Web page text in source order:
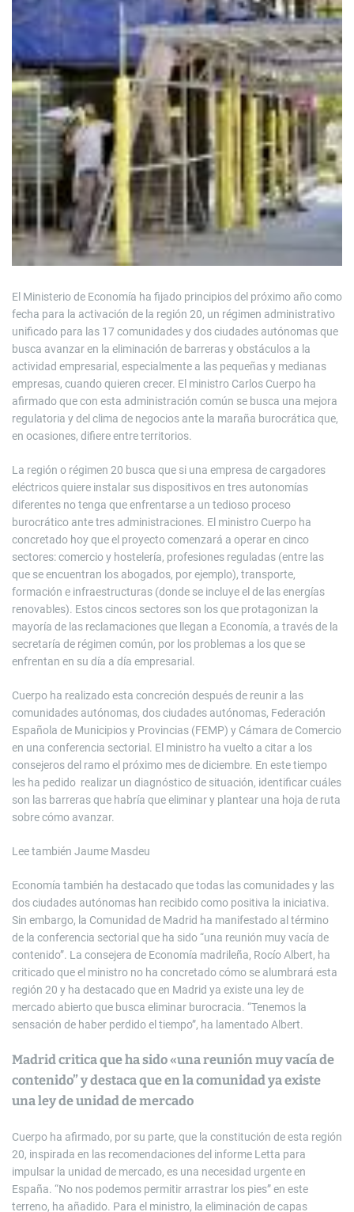
El Ministerio de Economía ha fijado principios del próximo año como
fecha para la activación de la región 20, un régimen administrativo
unificado para las 17 comunidades y dos ciudades autónomas que
busca avanzar en la eliminación de barreras y obstáculos a la
actividad empresarial, especialmente a las pequeñas y medianas
empresas, cuando quieren crecer. El ministro Carlos Cuerpo ha
afirmado que con esta administración común se busca una mejora
regulatoria y del clima de negocios ante la maraña burocrática que,
en ocasiones, difiere entre territorios.
La región o régimen 20 busca que si una empresa de cargadores
eléctricos quiere instalar sus dispositivos en tres autonomías
diferentes no tenga que enfrentarse a un tedioso proceso
burocrático ante tres administraciones. El ministro Cuerpo ha
concretado hoy que el proyecto comenzará a operar en cinco
sectores: comercio y hostelería, profesiones reguladas (entre las
que se encuentran los abogados, por ejemplo), transporte,
formación e infraestructuras (donde se incluye el de las energías
renovables). Estos cincos sectores son los que protagonizan la
mayoría de las reclamaciones que llegan a Economía, a través de la
secretaría de régimen común, por los problemas a los que se
enfrentan en su día a día empresarial.
Cuerpo ha realizado esta concreción después de reunir a las
comunidades autónomas, dos ciudades autónomas, Federación
Española de Municipios y Provincias (FEMP) y Cámara de Comercio
en una conferencia sectorial. El ministro ha vuelto a citar a los
consejeros del ramo el próximo mes de diciembre. En este tiempo
les ha pedido realizar un diagnóstico de situación, identificar cuáles
son las barreras que habría que eliminar y plantear una hoja de ruta
sobre cómo avanzar.
Lee también Jaume Masdeu
Economía también ha destacado que todas las comunidades y las
dos ciudades autónomas han recibido como positiva la iniciativa.
Sin embargo, la Comunidad de Madrid ha manifestado al término
de la conferencia sectorial que ha sido “una reunión muy vacía de
contenido”. La consejera de Economía madrileña, Rocío Albert, ha
criticado que el ministro no ha concretado cómo se alumbrará esta
región 20 y ha destacado que en Madrid ya existe una ley de
mercado abierto que busca eliminar burocracia. “Tenemos la
sensación de haber perdido el tiempo”, ha lamentado Albert.
Madrid critica que ha sido «una reunión muy vacía de
contenido” y destaca que en la comunidad ya existe
una ley de unidad de mercado
Cuerpo ha afirmado, por su parte, que la constitución de esta región
20, inspirada en las recomendaciones del informe Letta para
impulsar la unidad de mercado, es una necesidad urgente en
España. “No nos podemos permitir arrastrar los pies” en este
terreno, ha añadido. Para el ministro, la eliminación de capas